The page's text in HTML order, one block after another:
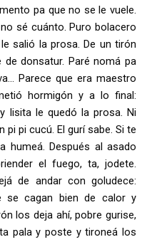
pa que no se le vuele.
sé cuánto. Puro bolacero
salió la prosa. De un tirón
donsatur. Paré nomá pa
Parece que era maestro
hormigón y a lo final:
lisita le quedó la prosa. Ni
pi pi cucú. El gurí sabe. Si te
humeá. Después al asado
el fuego, ta, jodete.
de andar con goludece:
se cagan bien de calor y
los deja ahí, pobre gurise,
pala y poste y tironeá los